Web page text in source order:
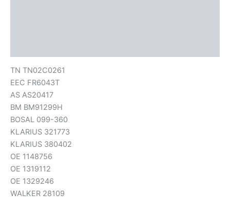
TN TN02C0261
EEC FR6043T
AS AS20417
BM BM91299H
BOSAL 099-360
KLARIUS 321773
KLARIUS 380402
OE 1148756
OE 1319112
OE 1329246
WALKER 28109